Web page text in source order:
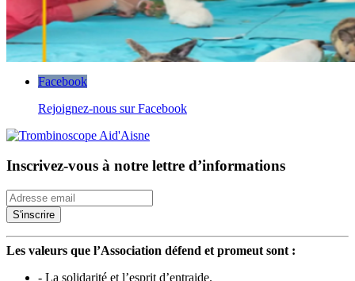
Facebook
Rejoignez-nous sur Facebook
Inscrivez-vous à notre lettre d’informations
Les valeurs que l’Association défend et promeut sont :
- La solidarité et l’esprit d’entraide.